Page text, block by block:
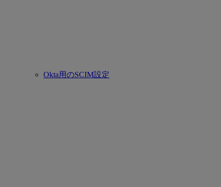
Okta用のSCIM設定